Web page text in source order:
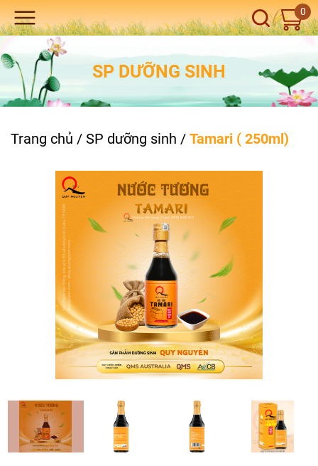
0
SP DƯỠNG SINH
Trang chủ / SP dưỡng sinh / Tamari ( 250ml)